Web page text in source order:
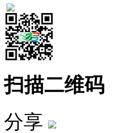
扫描二维码
分享